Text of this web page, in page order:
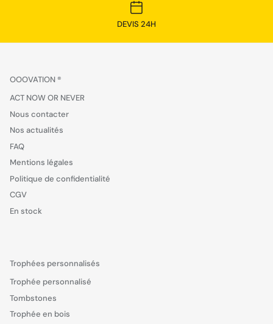
DEVIS 24H
OOOVATION ®
ACT NOW OR NEVER
Nous contacter
Nos actualités
FAQ
Mentions légales
Politique de confidentialité
CGV
En stock
Trophées personnalisés
Trophée personnalisé
Tombstones
Trophée en bois